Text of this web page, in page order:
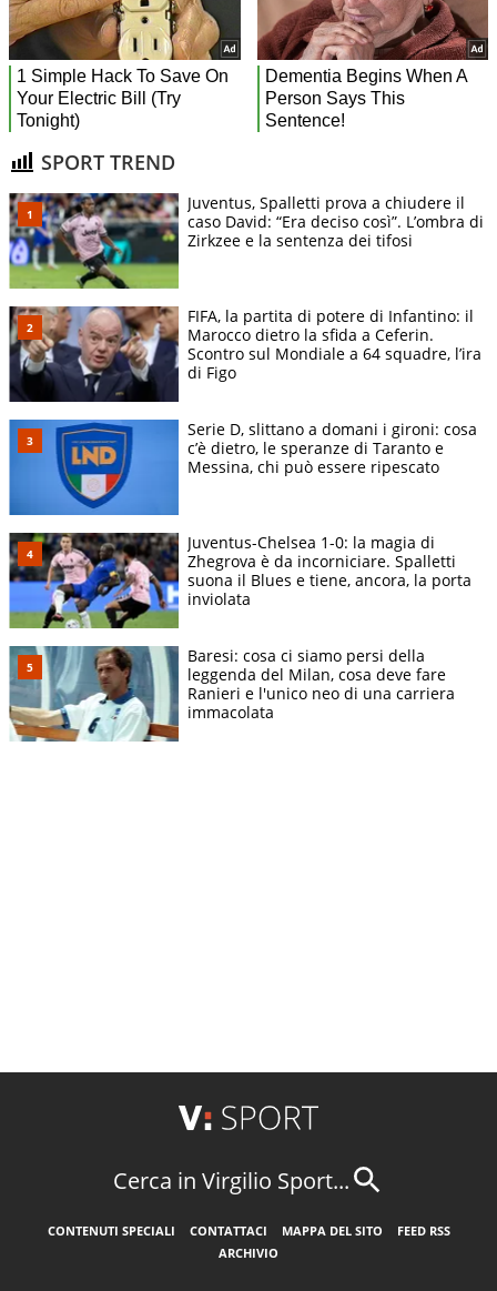
SPORT TREND
Juventus, Spalletti prova a chiudere il
caso David: “Era deciso così”. L’ombra di
Zirkzee e la sentenza dei tifosi
FIFA, la partita di potere di Infantino: il
Marocco dietro la sfida a Ceferin.
Scontro sul Mondiale a 64 squadre, l’ira
di Figo
Serie D, slittano a domani i gironi: cosa
c’è dietro, le speranze di Taranto e
Messina, chi può essere ripescato
Juventus-Chelsea 1-0: la magia di
Zhegrova è da incorniciare. Spalletti
suona il Blues e tiene, ancora, la porta
inviolata
Baresi: cosa ci siamo persi della
leggenda del Milan, cosa deve fare
Ranieri e l'unico neo di una carriera
immacolata
Cerca in Virgilio Sport...
CONTENUTI SPECIALI CONTATTACI MAPPA DEL SITO
FEED RSS
ARCHIVIO